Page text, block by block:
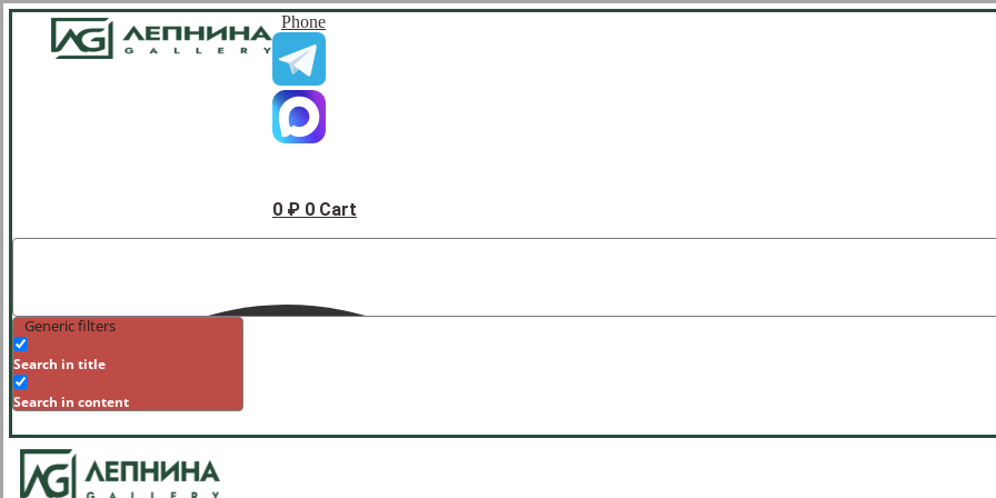
Phone
0 ₽ 0 Cart
Generic filters
Search in title
Search in content